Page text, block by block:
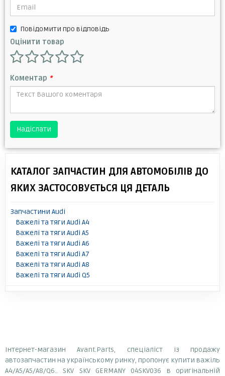
Повідомити про відповідь
Оцінити товар
Коментар *
Надіслати
КАТАЛОГ ЗАПЧАСТИН ДЛЯ АВТОМОБІЛІВ ДО
ЯКИХ ЗАСТОСОВУЄТЬСЯ ЦЯ ДЕТАЛЬ
Запчастини Audi
Важелі та тяги Audi A4
Важелі та тяги Audi A5
Важелі та тяги Audi A6
Важелі та тяги Audi A7
Важелі та тяги Audi A8
Важелі та тяги Audi Q5
Інтернет-магазин Avant.Parts, спеціаліст із продажу
автозапчастин на українському ринку, пропонує купити важіль
A4/A5/A5/A8/Q6.. SKV SKV GERMANY 04SKV036 в оригінальній